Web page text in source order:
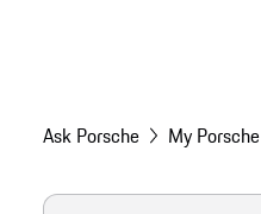
Ask Porsche My Porsche